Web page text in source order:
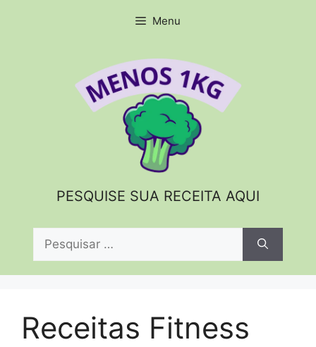
Menu
PESQUISE SUA RECEITA AQUI
Pesquisar
Receitas Fitness